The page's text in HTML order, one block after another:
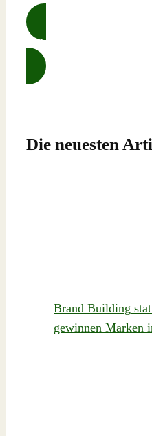
Alle Artikel zu
Die neuesten
Brand Building
gewinnen Marken